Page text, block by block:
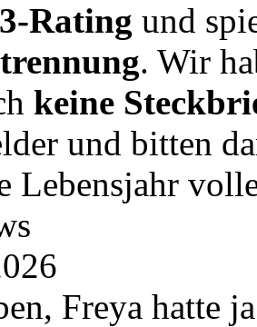
Rating und
. Wir
keine
und bitten
Lebensjahr
Freya hatte